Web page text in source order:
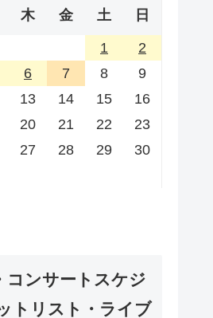
木 金 土 日
1
2
6 7 8
9
13 14 15
16
20 21 22
23
27 28 29
30
コンサートスケジ
トリスト・ライブ